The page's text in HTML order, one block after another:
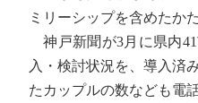
ミリーシップを含めたか
神戸新聞が3月に県内
入・検討状況を、導入済
たカップルの数なども電